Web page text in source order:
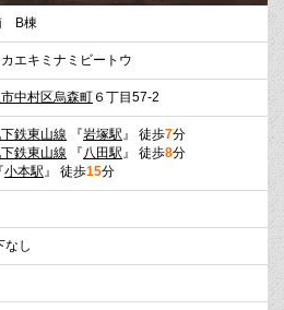
B棟
エキミナミビートウ
中村区烏森町 ６丁目57-2
鉄東山線 『岩塚駅 』 徒歩7分
鉄東山線 『 八田駅 』 徒歩8分
小本駅 』 徒歩15分
なし